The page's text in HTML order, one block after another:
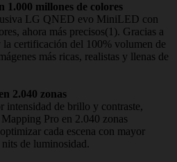
millones de colores
LG QNED evo MiniLED con
ahora más precisos(1). Gracias a
certificación del 100% volumen de
más ricas, realistas y llenas de
2.040 zonas
de brillo y contraste,
Pro en 2.040 zonas
cada escena con mayor
de luminosidad.